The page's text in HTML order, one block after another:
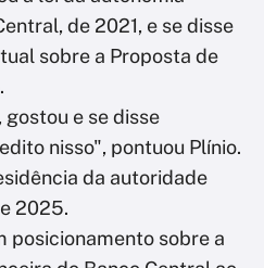
de 2021, e se disse
sobre a Proposta de
e se disse
nisso", pontuou Plínio.
da autoridade
2025.
posicionamento sobre a